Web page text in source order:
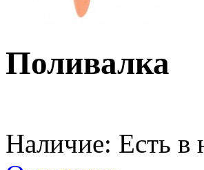
Поливалка
Наличие: Есть в